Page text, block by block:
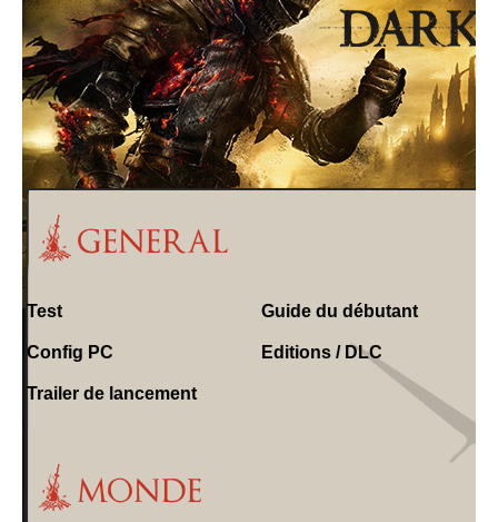
Test Guide du débutant
Config PC Editions / DLC
Trailer de lancement